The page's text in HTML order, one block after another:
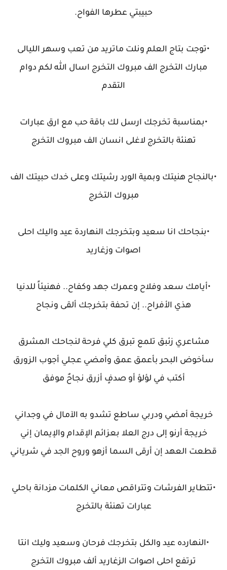
حبيبتي عطرها الفواح.
•توجت بتاج العلم ونلت ماتريد من تعب وسهر الليالى
مبارك التخرج الف مبروك التخرج اسال الله لكم دوام
التقدم
•بمناسبة تخرجك ارسل لك باقة حب مع ارق عبارات
تهنئة بالتخرج لاغلى انسان الف مبروك التخرج
•بالنجاح هنيتك وبمية الورد رشيتك وعلى خدك حبيتك الف
مبروك التخرج
•بنجاحك انا سعيد وبتخرجك النهاردة عيد واليك احلى
اصوات وزغاريد
•أيامك سعد وفلاح وعمرك جهد وكفاح.. فهنيئاً للدنيا
هذي الأفراح.. إن تحفة بتخرجك ألقى ونجاح
مشاعري زئبق تلمع تبرق كلي فرحة لنجاحك المشرق
سأخوض البحر بأعمق عمق وأمضي عجلي أجوب الزورق
أكتب في لؤلؤ أو صدفٍ أزرق نجاحٌ موفق
خريجة أمضي ودربي ساطع تشدو به الآمال في وجداني
خريجة أرنو إلى درج العلا بعزائم الإقدام والإيمان إني
قطعت العهد إن أرقى السما أزهو وروح الجد في شرياني
•تتطاير الفرشات وتتراقص معاني الكلمات مزدانة باحلي
عبارات تهنئة بالتخرج
•النهارده عيد والكل بتخرجك فرحان وسعيد وليك انتا
ترتفع احلى اصوات الزغاريد ألف مبروك التخرج